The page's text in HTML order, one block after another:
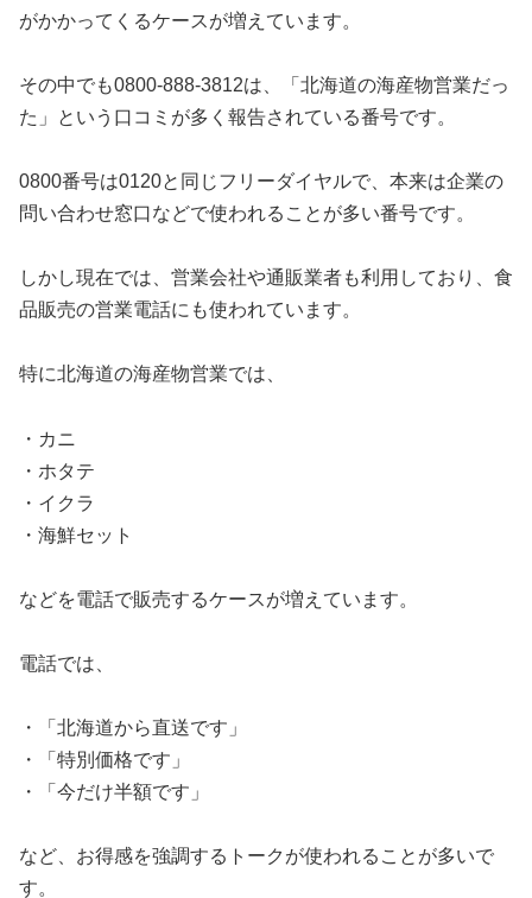
がかかってくるケースが増えています。
その中でも0800-888-3812は、「北海道の海産物営業だっ
た」という口コミが多く報告されている番号です。
0800番号は0120と同じフリーダイヤルで、本来は企業の
問い合わせ窓口などで使われることが多い番号です。
しかし現在では、営業会社や通販業者も利用しており、食
品販売の営業電話にも使われています。
特に北海道の海産物営業では、
・カニ
・ホタテ
・イクラ
・海鮮セット
などを電話で販売するケースが増えています。
電話では、
・「北海道から直送です」
・「特別価格です」
・「今だけ半額です」
など、お得感を強調するトークが使われることが多いで
す。